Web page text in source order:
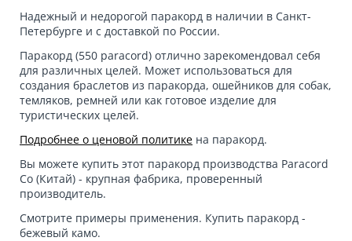
Надежный и недорогой паракорд в наличии в Санкт-
Петербурге и с доставкой по России.
Паракорд (550 paracord) отлично зарекомендовал себя
для различных целей. Может использоваться для
создания браслетов из паракорда, ошейников для собак,
темляков, ремней или как готовое изделие для
туристических целей.
Подробнее о ценовой политике на паракорд.
Вы можете купить этот паракорд производства Paracord
Co (Китай) - крупная фабрика, проверенный
производитель.
Смотрите примеры применения. Купить паракорд -
бежевый камо.